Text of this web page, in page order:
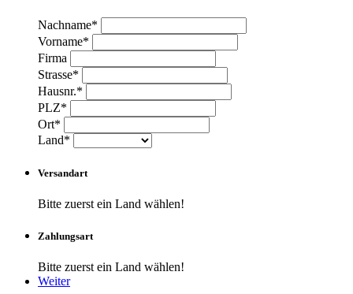
Nachname*
Vorname*
Firma
Strasse*
Hausnr.*
PLZ*
Ort*
Land*
Versandart
Bitte zuerst ein Land wählen!
Zahlungsart
Bitte zuerst ein Land wählen!
Weiter